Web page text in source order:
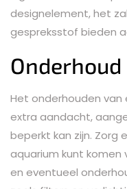
designelement, het
gespreksstof bieden
Het onderhouden
extra aandacht,
beperkt kan zijn. Zorg
aquarium kunt komen
en eventueel